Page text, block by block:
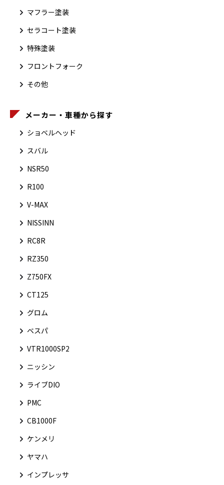
マフラー塗装
セラコート塗装
特殊塗装
フロントフォーク
その他
メーカー・車種から探す
ショベルヘッド
スバル
NSR50
R100
V-MAX
NISSINN
RC8R
RZ350
Z750FX
CT125
グロム
ベスパ
VTR1000SP2
ニッシン
ライブDIO
PMC
CB1000F
ケンメリ
ヤマハ
インプレッサ